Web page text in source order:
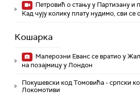
Петровић о стању у Партизану и
Кад чују колику плату нудимо, сви се
Кошарка
Малерозни Еванс се вратио у
на позајмицу у Лондон
Покушевски код Томовића - српски
Локомотиви